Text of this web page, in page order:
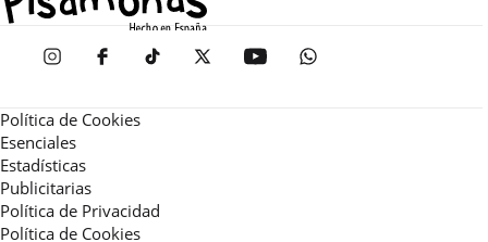
Política de Cookies
Esenciales
Estadísticas
Publicitarias
Política de Privacidad
Política de Cookies